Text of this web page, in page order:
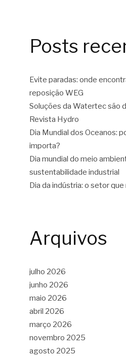
Posts
Evite paradas: onde
reposição WEG
Soluções da Watertec são
Revista Hydro
Dia Mundial dos Oceanos:
importa?
Dia mundial do meio
sustentabilidade industrial
Dia da indústria: o setor
Arquivos
julho 2026
junho 2026
maio 2026
abril 2026
março 2026
novembro 2025
agosto 2025